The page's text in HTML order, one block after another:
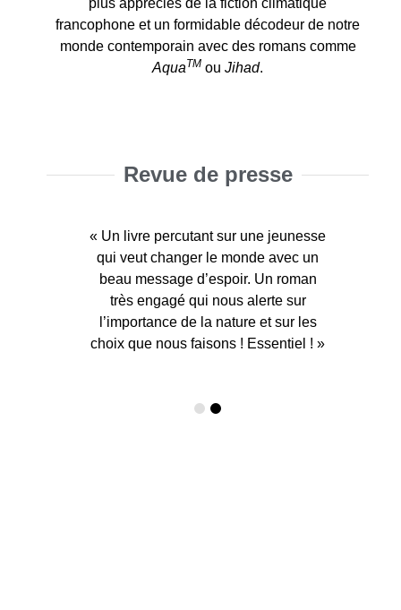
francophone et un formidable décodeur de notre
monde contemporain avec des romans comme
AquaTM ou Jihad.
Revue de presse
« Un livre percutant sur une jeunesse
qui veut changer le monde avec un
beau message d’espoir. Un roman
très engagé qui nous alerte sur
l’importance de la nature et sur les
choix que nous faisons ! Essentiel ! »
« L’écriture est forte et authentique,
parfois pleine de poésie. Je
recommande ! »
« Un livre percutant sur une jeunesse
qui veut changer le monde avec un
beau message d’espoir. Un roman
très engagé qui nous alerte sur
l’importance de la nature et sur les
choix que nous faisons ! Essentiel ! »
« L’écriture est forte et authentique,
parfois pleine de poésie. Je
recommande ! »